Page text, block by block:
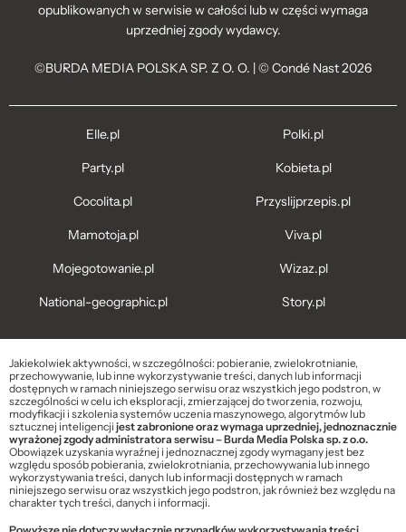
opublikowanych w serwisie w całości lub w części wymaga
uprzedniej zgody wydawcy.
©BURDA MEDIA POLSKA SP. Z O. O. | © Condé Nast 2026
Elle.pl
Party.pl
Cocolita.pl
Mamotoja.pl
Mojegotowanie.pl
National-geographic.pl
Polki.pl
Kobieta.pl
Przyslijprzepis.pl
Viva.pl
Wizaz.pl
Story.pl
Jakiekolwiek aktywności, w szczególności: pobieranie, zwielokrotnianie,
przechowywanie, lub inne wykorzystywanie treści, danych lub informacji
dostępnych w ramach niniejszego serwisu oraz wszystkich jego podstron, w
szczególności w celu ich eksploracji, zmierzającej do tworzenia, rozwoju,
modyfikacji i szkolenia systemów uczenia maszynowego, algorytmów lub
sztucznej inteligencjijest zabronione oraz wymaga uprzedniej, jednoznacznie
wyrażonej zgody administratora serwisu – Burda Media Polska sp. z o.o.
Obowiązek uzyskania wyraźnej i jednoznacznej zgody wymagany jest bez
względu sposób pobierania, zwielokrotniania, przechowywania lub innego
wykorzystywania treści, danych lub informacji dostępnych w ramach
niniejszego serwisu oraz wszystkich jego podstron, jak również bez względu na
charakter tych treści, danych i informacji.